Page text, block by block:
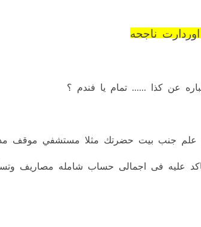
عن كذا ...... تمام يا فندم ؟
علم جنب بيت حضرتك مثلا مستشفي
عليه فى اجمالى حساب شامله مصاريف